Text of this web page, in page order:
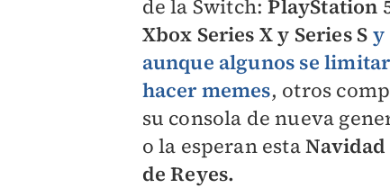
de la Switch:PlayStation
Xbox Series X y Series S y
aunque algunos se
hacer memes, otros
su consola de nueva
o la esperan estaNavidad
de Reyes.